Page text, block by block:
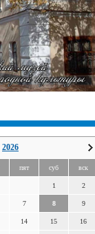
2026
пят суб вск
1 2
7 8 9
14 15 16